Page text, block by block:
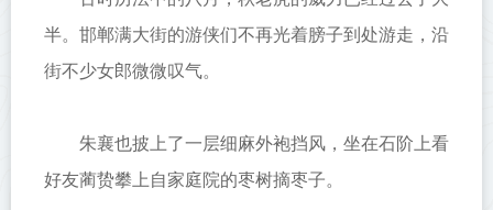
半。邯郸满大街的游侠们不再光着膀子到处游走，沿
街不少女郎微微叹气。
朱襄也披上了一层细麻外袍挡风，坐在石阶上看
好友蔺贽攀上自家庭院的枣树摘枣子。